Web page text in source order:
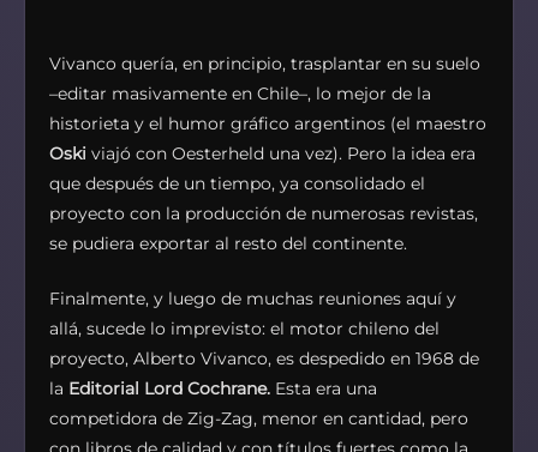
Vivanco quería, en principio, trasplantar en su suelo
–editar masivamente en Chile–, lo mejor de la
historieta y el humor gráfico argentinos (el maestro
Oski viajó con Oesterheld una vez). Pero la idea era
que después de un tiempo, ya consolidado el
proyecto con la producción de numerosas revistas,
se pudiera exportar al resto del continente.
Finalmente, y luego de muchas reuniones aquí y
allá, sucede lo imprevisto: el motor chileno del
proyecto, Alberto Vivanco, es despedido en 1968 de
la Editorial Lord Cochrane. Esta era una
competidora de Zig-Zag, menor en cantidad, pero